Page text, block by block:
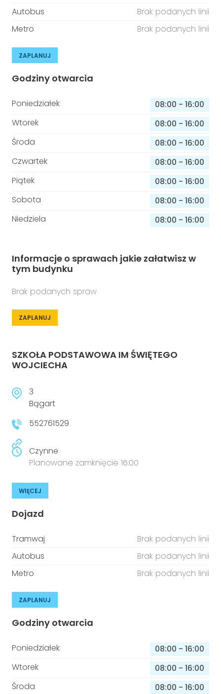
Autobus
Brak podanych linii
Metro
Brak podanych linii
ZAPLANUJ
Godziny otwarcia
Poniedziałek 08:00 - 16:00
Wtorek
08:00 - 16:00
Środa
08:00 - 16:00
Czwartek
08:00 - 16:00
Piątek
08:00 - 16:00
Sobota
08:00 - 16:00
Niedziela
08:00 - 16:00
Informacje o sprawach jakie załatwisz w
tym budynku
Brak podanych spraw
ZAPLANUJ
SZKOŁA PODSTAWOWA IM ŚWIĘTEGO
WOJCIECHA
3
Bągart
552761529
Czynne
Planowane zamknięcie 16:00
WIĘCEJ
Dojazd
Tramwaj
Brak podanych linii
Autobus
Brak podanych linii
Metro
Brak podanych linii
ZAPLANUJ
Godziny otwarcia
Poniedziałek 08:00 - 16:00
Wtorek
08:00 - 16:00
Środa
08:00 - 16:00